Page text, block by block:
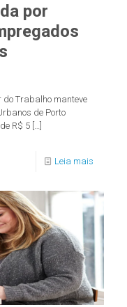
por
do Trabalho manteve
de Porto
R$ 5 […]
Leia mais